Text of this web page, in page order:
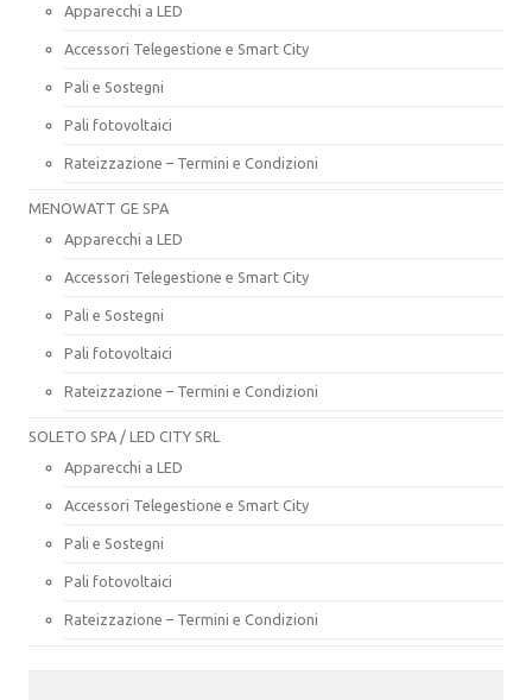
Apparecchi a LED
Accessori Telegestione e Smart City
Pali e Sostegni
Pali fotovoltaici
Rateizzazione – Termini e Condizioni
MENOWATT GE SPA
Apparecchi a LED
Accessori Telegestione e Smart City
Pali e Sostegni
Pali fotovoltaici
Rateizzazione – Termini e Condizioni
SOLETO SPA / LED CITY SRL
Apparecchi a LED
Accessori Telegestione e Smart City
Pali e Sostegni
Pali fotovoltaici
Rateizzazione – Termini e Condizioni